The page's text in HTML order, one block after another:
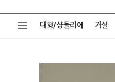
대형/샹들리에 거실